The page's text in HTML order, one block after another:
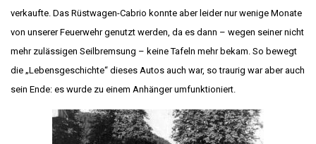
verkaufte. Das Rüstwagen-Cabrio konnte aber leider nur wenige Monate
von unserer Feuerwehr genutzt werden, da es dann – wegen seiner nicht
mehr zulässigen Seilbremsung – keine Tafeln mehr bekam. So bewegt
die „Lebensgeschichte“ dieses Autos auch war, so traurig war aber auch
sein Ende: es wurde zu einem Anhänger umfunktioniert.